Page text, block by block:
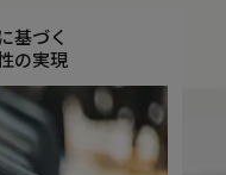
基づく
の実現